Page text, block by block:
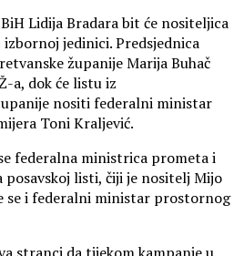
Lidija Bradara bit će nositeljica
jedinici. Predsjednica
županije Marija Buhač
a, dok će listu iz
nositi federalni ministar
Toni Kraljević.
federalna ministrica prometa i
posavskoj listi, čiji je nositelj Mijo
se i federalni ministar prostornog